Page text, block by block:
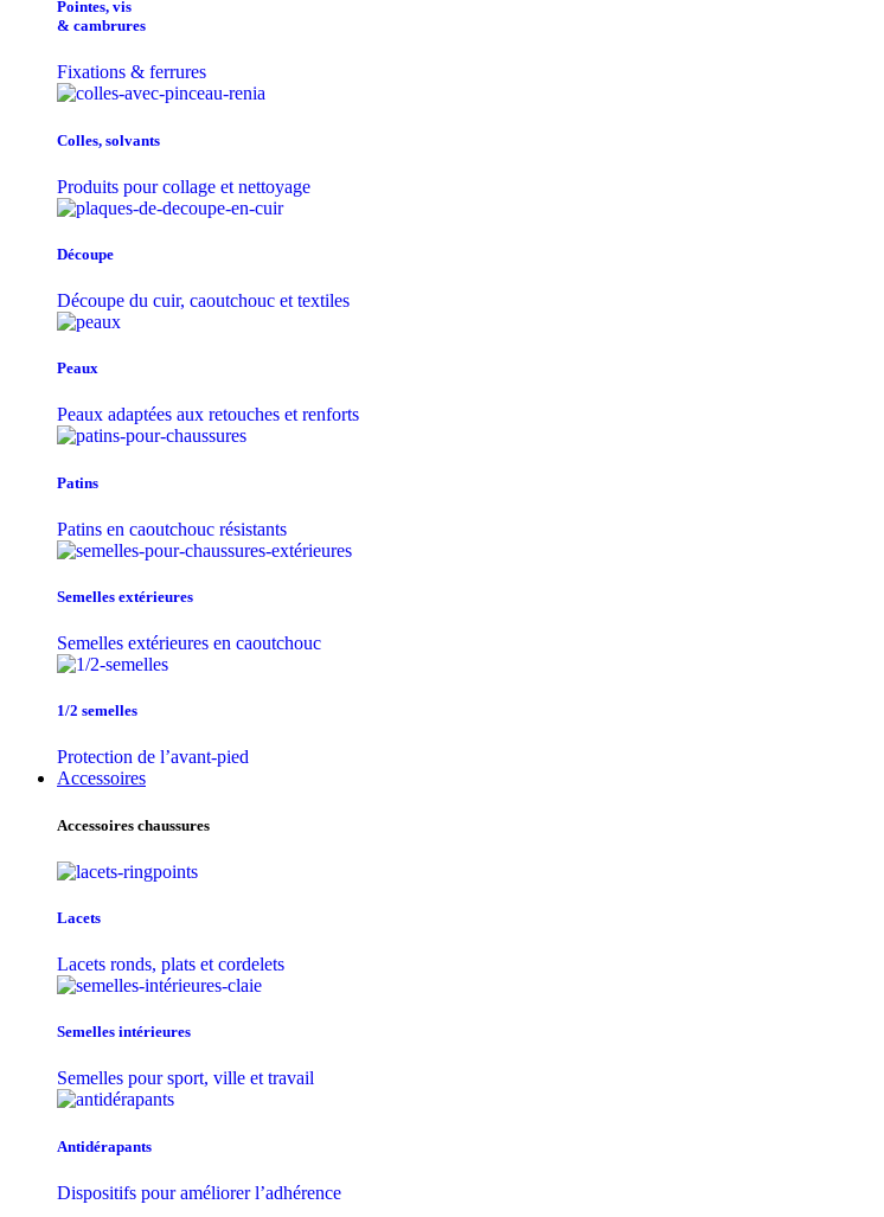
Pointes, vis
& cambrures
Fixations & ferrures
Colles, solvants
Produits pour collage et nettoyage
Découpe
Découpe du cuir, caoutchouc et textiles
Peaux
Peaux adaptées aux retouches et renforts
Patins
Patins en caoutchouc résistants
Semelles extérieures
Semelles extérieures en caoutchouc
1/2 semelles
Protection de l’avant-pied
Accessoires
Accessoires chaussures
Lacets
Lacets ronds, plats et cordelets
Semelles intérieures
Semelles pour sport, ville et travail
Antidérapants
Dispositifs pour améliorer l’adhérence